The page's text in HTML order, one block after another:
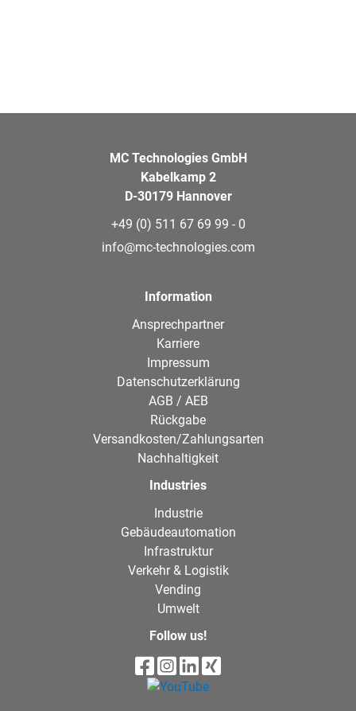
MC Technologies GmbH
Kabelkamp 2
D-30179 Hannover
+49 (0) 511 67 69 99 - 0
info@mc-technologies.com
Information
Ansprechpartner
Karriere
Impressum
Datenschutzerklärung
AGB / AEB
Rückgabe
Versandkosten/Zahlungsarten
Nachhaltigkeit
Industries
Industrie
Gebäudeautomation
Infrastruktur
Verkehr & Logistik
Vending
Umwelt
Follow us!